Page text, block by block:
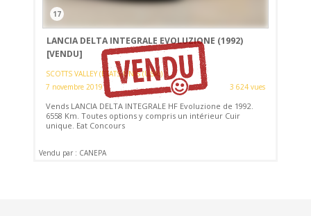
17
LANCIA DELTA INTEGRALE EVOLUZIONE (1992)
[VENDU]
SCOTTS VALLEY (ETATS-UNIS (USA))
7 novembre 2019
3 624 vues
Vends LANCIA DELTA INTEGRALE HF Evoluzione de 1992.
6558 Km. Toutes options y compris un intérieur Cuir
unique. Eat Concours
Vendu par : CANEPA